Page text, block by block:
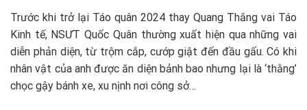
Trước khi trở lại Táo quân 2024 thay Quang Thắng vai Táo
Kinh tế, NSƯT Quốc Quân thường xuất hiện qua những vai
diễn phản diện, từ trộm cắp, cướp giật đến đầu gấu. Có khi
nhân vật của anh được ăn diện bảnh bao nhưng lại là ‘thằng’
chọc gậy bánh xe, xu nịnh nơi công sở…